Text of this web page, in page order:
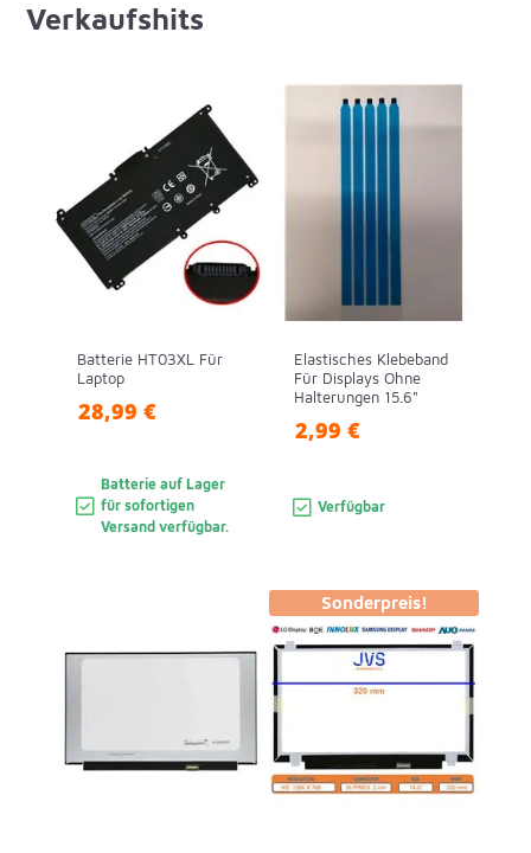
Verkaufshits
Batterie HT03XL Für
Laptop
28,99 €
Batterie auf Lager
für sofortigen
Versand verfügbar.
Elastisches Klebeband
Für Displays Ohne
Halterungen 15.6"
2,99 €
Verfügbar
Sonderpreis!